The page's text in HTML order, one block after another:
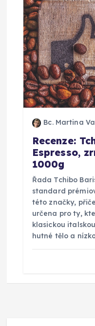
Bc. Martina
Recenze:
Espresso,
1000g
Řada Tchibo
standard
této značky,
určena pro ty,
klasickou
hutné tělo a